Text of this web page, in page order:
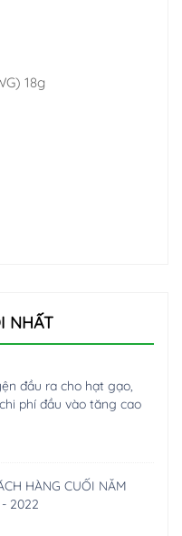
18g
NHẤT
đầu ra cho hạt gạo,
phí đầu vào tăng cao
HÀNG CUỐI NĂM
- 2022